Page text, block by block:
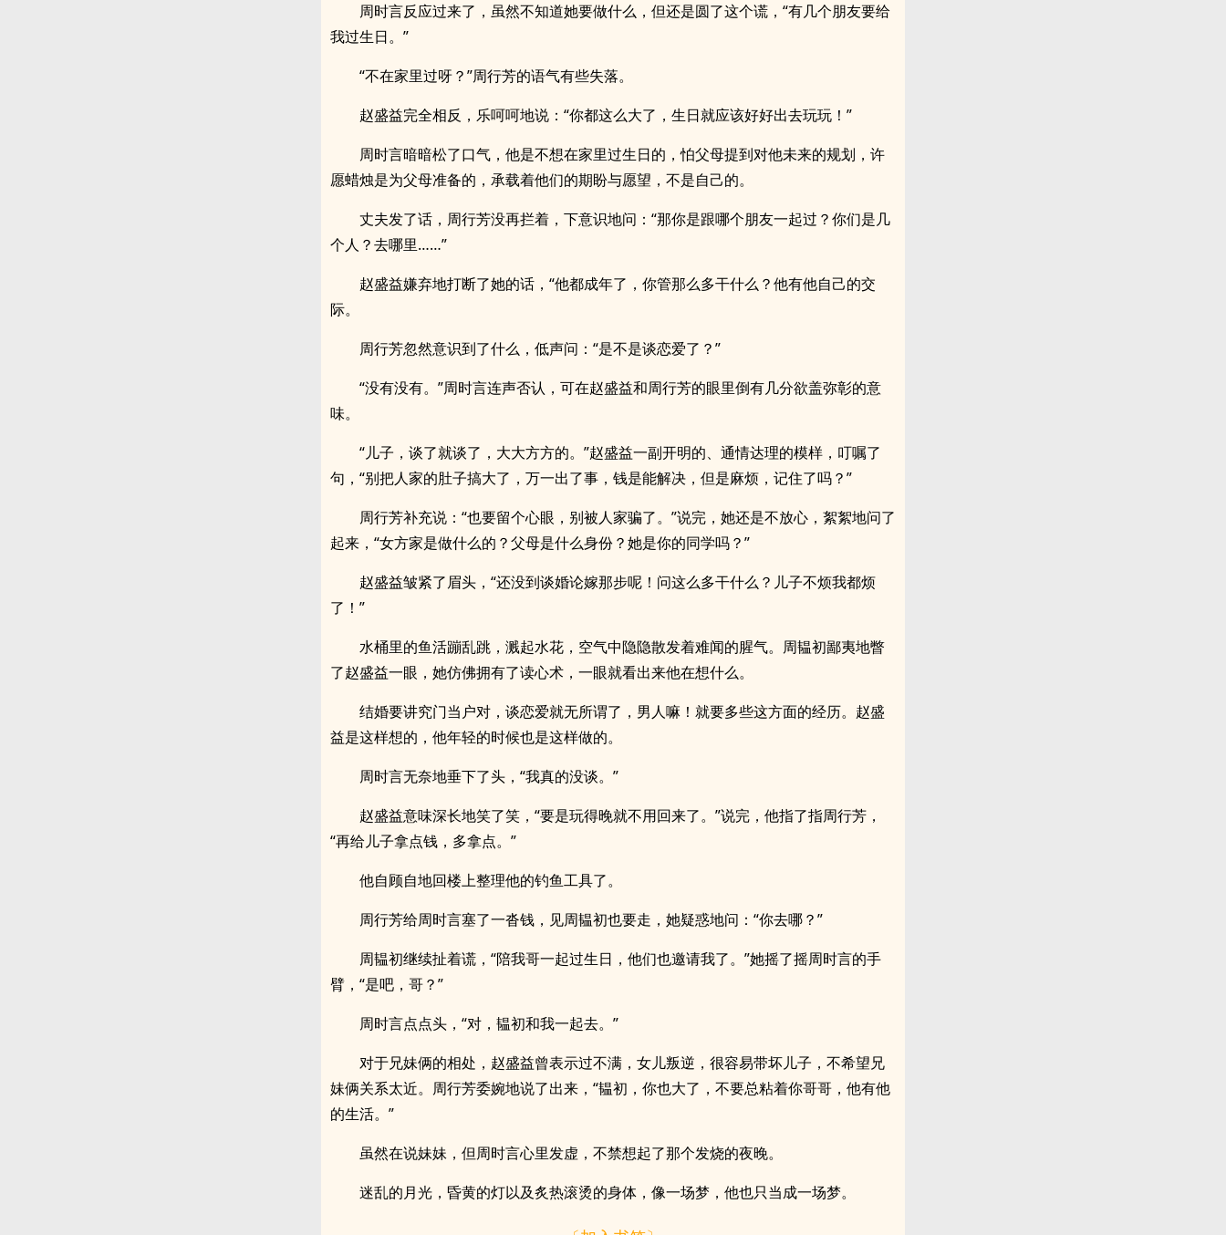
周时言反应过来了，虽然不知道她要做什么，但还是圆了这个谎，“有几个朋友要给
我过生日。”
“不在家里过呀？”周行芳的语气有些失落。
赵盛益完全相反，乐呵呵地说：“你都这么大了，生日就应该好好出去玩玩！”
周时言暗暗松了口气，他是不想在家里过生日的，怕父母提到对他未来的规划，许
愿蜡烛是为父母准备的，承载着他们的期盼与愿望，不是自己的。
丈夫发了话，周行芳没再拦着，下意识地问：“那你是跟哪个朋友一起过？你们是几
个人？去哪里……”
赵盛益嫌弃地打断了她的话，“他都成年了，你管那么多干什么？他有他自己的交
际。
周行芳忽然意识到了什么，低声问：“是不是谈恋爱了？”
“没有没有。”周时言连声否认，可在赵盛益和周行芳的眼里倒有几分欲盖弥彰的意
味。
“儿子，谈了就谈了，大大方方的。”赵盛益一副开明的、通情达理的模样，叮嘱了
句，“别把人家的肚子搞大了，万一出了事，钱是能解决，但是麻烦，记住了吗？”
周行芳补充说：“也要留个心眼，别被人家骗了。”说完，她还是不放心，絮絮地问了
起来，“女方家是做什么的？父母是什么身份？她是你的同学吗？”
赵盛益皱紧了眉头，“还没到谈婚论嫁那步呢！问这么多干什么？儿子不烦我都烦
了！”
水桶里的鱼活蹦乱跳，溅起水花，空气中隐隐散发着难闻的腥气。周韫初鄙夷地瞥
了赵盛益一眼，她仿佛拥有了读心术，一眼就看出来他在想什么。
结婚要讲究门当户对，谈恋爱就无所谓了，男人嘛！就要多些这方面的经历。赵盛
益是这样想的，他年轻的时候也是这样做的。
周时言无奈地垂下了头，“我真的没谈。”
赵盛益意味深长地笑了笑，“要是玩得晚就不用回来了。”说完，他指了指周行芳，
“再给儿子拿点钱，多拿点。”
他自顾自地回楼上整理他的钓鱼工具了。
周行芳给周时言塞了一沓钱，见周韫初也要走，她疑惑地问：“你去哪？”
周韫初继续扯着谎，“陪我哥一起过生日，他们也邀请我了。”她摇了摇周时言的手
臂，“是吧，哥？”
周时言点点头，“对，韫初和我一起去。”
对于兄妹俩的相处，赵盛益曾表示过不满，女儿叛逆，很容易带坏儿子，不希望兄
妹俩关系太近。周行芳委婉地说了出来，“韫初，你也大了，不要总粘着你哥哥，他有他
的生活。”
虽然在说妹妹，但周时言心里发虚，不禁想起了那个发烧的夜晚。
迷乱的月光，昏黄的灯以及炙热滚烫的身体，像一场梦，他也只当成一场梦。